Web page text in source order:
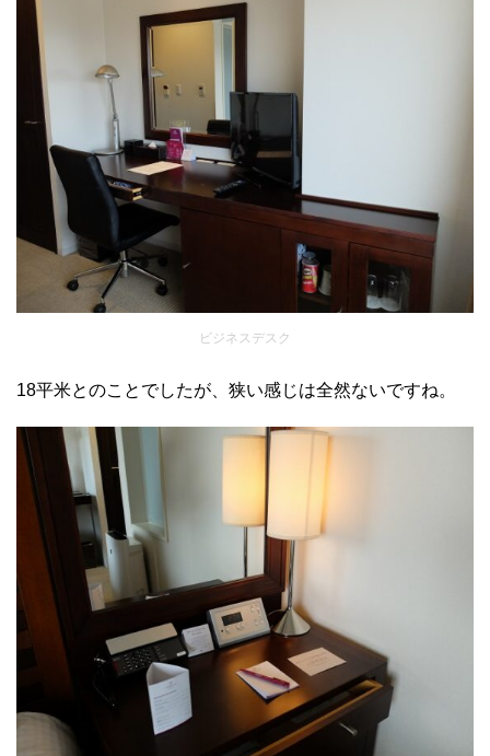
ビジネスデスク
18平米とのことでしたが、狭い感じは全然ないですね。